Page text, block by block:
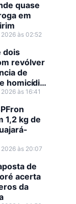
quase
em
às 02:52
dois
revólver
de
homicídio
Mirim
às 16:41
1,2 kg de
às 20:07
de
acerta
da